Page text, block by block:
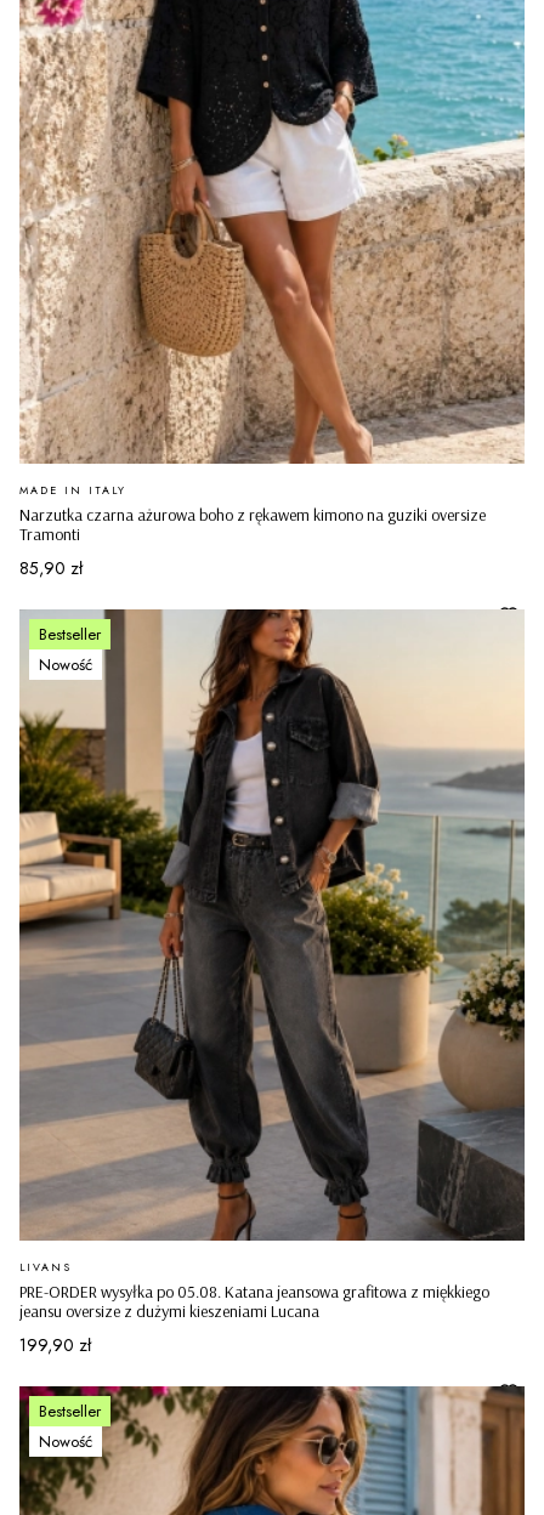
Narzutka czarna ażurowa boho z rękawem kimono na guziki oversize
Tramonti
PRODUCENT
MADE IN ITALY
Cena
85,90 zł
Bestseller
Nowość
PRE-ORDER wysyłka po 05.08. Katana jeansowa grafitowa z miękkiego
jeansu oversize z dużymi kieszeniami Lucana
PRODUCENT
LIVANS
Cena
199,90 zł
Bestseller
Nowość